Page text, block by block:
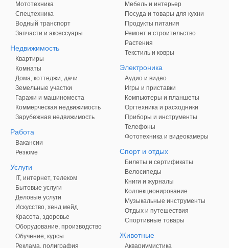
Мототехника
Спецтехника
Водный транспорт
Запчасти и аксессуары
Недвижимость
Квартиры
Комнаты
Дома, коттеджи, дачи
Земельные участки
Гаражи и машиноместа
Коммерческая недвижимость
Зарубежная недвижимость
Работа
Вакансии
Резюме
Услуги
IT, интернет, телеком
Бытовые услуги
Деловые услуги
Искусство, хенд мейд
Красота, здоровье
Оборудование, производство
Обучение, курсы
Реклама, полиграфия
Мебель и интерьер
Посуда и товары для кухни
Продукты питания
Ремонт и строительство
Растения
Текстиль и ковры
Электроника
Аудио и видео
Игры и приставки
Компьютеры и планшеты
Оргтехника и расходники
Приборы и инструменты
Телефоны
Фототехника и видеокамеры
Спорт и отдых
Билеты и сертификаты
Велосипеды
Книги и журналы
Коллекционирование
Музыкальные инструменты
Отдых и путешествия
Спортивные товары
Животные
Аквариумистика